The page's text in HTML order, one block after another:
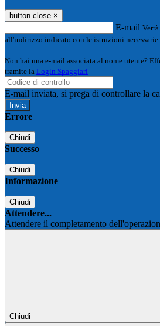
button close ×
E-mail
all'indirizzo indicato con le istruzioni necessarie.
Non hai una e-mail associata al nome utente?
tramite la Login Spaggiari
E-mail inviata, si prega di controllare la
Errore
Chiudi
Successo
Chiudi
Informazione
Chiudi
Attendere...
Attendere il completamento
Chiudi